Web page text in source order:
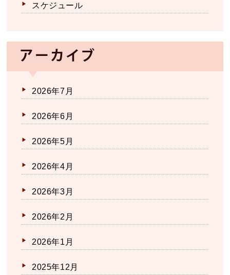
スケジュール
アーカイブ
2026年7月
2026年6月
2026年5月
2026年4月
2026年3月
2026年2月
2026年1月
2025年12月